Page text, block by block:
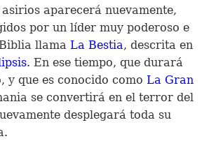
aparecerá nuevamente,
por un líder muy poderoso e
llama La Bestia, descrita en
. En ese tiempo, que durará
y que es conocido como La Gran
se convertirá en el terror del
desplegará toda su